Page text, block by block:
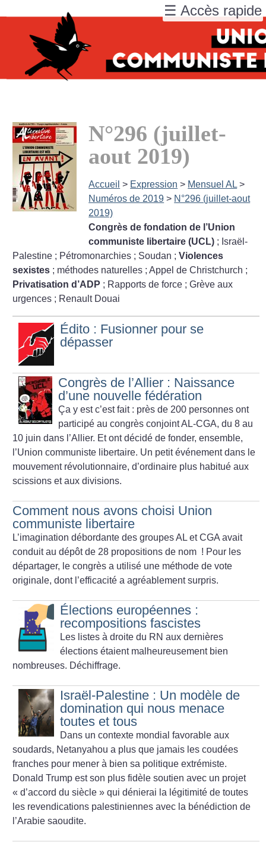
N°296 (juillet-
aout 2019)
Accueil > Expression > Mensuel AL >
Numéros de 2019 > N°296 (juillet-aout
2019)
Congrès de fondation de l’Union
communiste libertaire (UCL) ; Israël-
Palestine ; Pétromonarchies ; Soudan ;Violences
sexistes ; méthodes naturelles ; Appel de Christchurch ;
Privatisation d’ADP ; Rapports de force ; Grève aux
urgences ; Renault Douai
Édito : Fusionner pour se
dépasser
Congrès de l’Allier : Naissance
d’une nouvelle fédération
Ça y est c’est fait : près de 200 personnes ont
participé au congrès conjoint AL-CGA, du 8 au
10 juin dans l’Allier. Et ont décidé de fonder, ensemble,
l’Union communiste libertaire. Un petit événement dans le
mouvement révolutionnaire, d’ordinaire plus habitué aux
scissions et aux divisions.
Comment nous avons choisi Union
communiste libertaire
L’imagination débordante des groupes AL et CGA avait
conduit au dépôt de 28 propositions de nom ! Pour les
départager, le congrès a utilisé une méthode de vote
originale, dont l’efficacité a agréablement surpris.
Élections européennes :
recompositions fascistes
Les listes à droite du RN aux dernières
élections étaient malheureusement bien
nombreuses. Déchiffrage.
Israël-Palestine : Un modèle de
domination qui nous menace
toutes et tous
Dans un contexte mondial favorable aux
soudards, Netanyahou a plus que jamais les coudées
franches pour mener à bien sa politique extrémiste.
Donald Trump est son plus fidèle soutien avec un projet
« d’accord du siècle » qui dénierai la légitimité de toutes
les revendications palestiniennes avec la bénédiction de
l’Arabie saoudite.
☰ Accès rapide